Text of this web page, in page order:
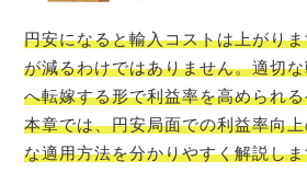
円安になると輸入コストは上がり
が減るわけではありません。適切
へ転嫁する形で利益率を高められ
本章では、円安局面での利益率向
な適用方法を分かりやすく解説し